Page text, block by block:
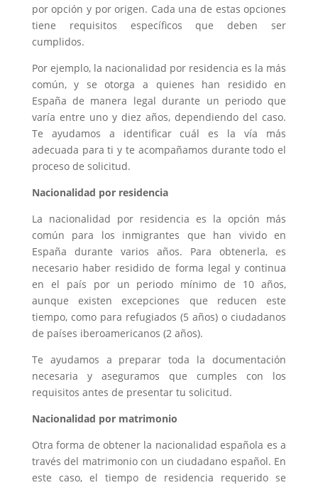
por opción y por origen. Cada una de estas opciones
tiene requisitos específicos que deben ser
cumplidos.
Por ejemplo, la nacionalidad por residencia es la más
común, y se otorga a quienes han residido en
España de manera legal durante un periodo que
varía entre uno y diez años, dependiendo del caso.
Te ayudamos a identificar cuál es la vía más
adecuada para ti y te acompañamos durante todo el
proceso de solicitud.
Nacionalidad por residencia
La nacionalidad por residencia es la opción más
común para los inmigrantes que han vivido en
España durante varios años. Para obtenerla, es
necesario haber residido de forma legal y continua
en el país por un periodo mínimo de 10 años,
aunque existen excepciones que reducen este
tiempo, como para refugiados (5 años) o ciudadanos
de países iberoamericanos (2 años).
Te ayudamos a preparar toda la documentación
necesaria y aseguramos que cumples con los
requisitos antes de presentar tu solicitud.
Nacionalidad por matrimonio
Otra forma de obtener la nacionalidad española es a
través del matrimonio con un ciudadano español. En
este caso, el tiempo de residencia requerido se